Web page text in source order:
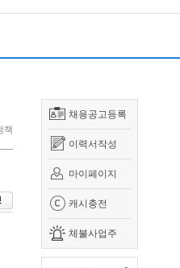
채용공고등록
이력서작성
마이페이지
캐시충전
체불사업주
책